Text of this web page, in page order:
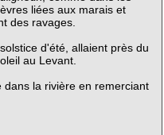
liées aux marais et
des ravages.
d'été, allaient près du
au Levant.
dans la rivière en remerciant